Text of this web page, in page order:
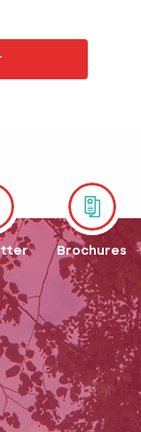
Brochures